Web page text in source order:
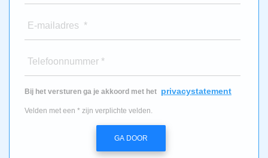
E-mailadres *
Telefoonnummer *
Bij het versturen ga je akkoord met het privacystatement
Velden met een * zijn verplichte velden.
GA DOOR